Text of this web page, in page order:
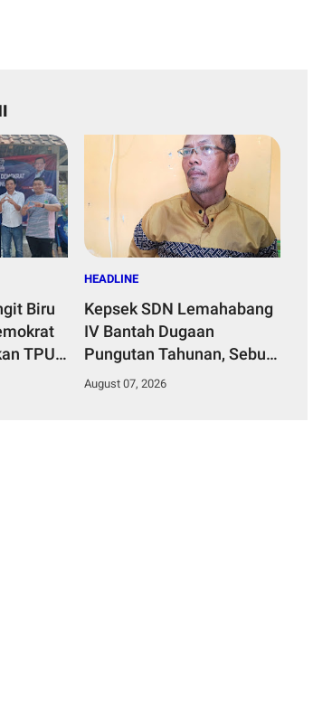
Biru
TPU
HEADLINE
Kepsek SDN Lemahabang
IV Bantah Dugaan
Pungutan Tahunan, Sebut
Dana Perbaikan Jalan
August 07, 2026